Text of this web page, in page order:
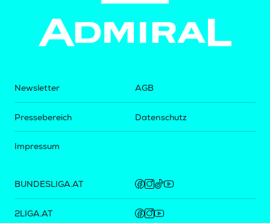
Newsletter
Pressebereich
Impressum
AGB
Datenschutz
BUNDESLIGA.AT
2LIGA.AT